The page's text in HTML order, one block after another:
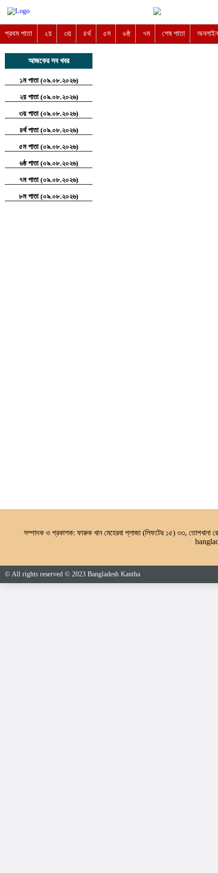
প্রথম পাতা ২য় ৩য় ৪র্থ ৫ম ৬ষ্ঠ ৭ম শেষ পাতা অনলাইন
আজকের সব খবর
১ম পাতা (০৯.০৮.২০২৬)
২য় পাতা (০৯.০৮.২০২৬)
৩য় পাতা (০৯.০৮.২০২৬)
৪র্থ পাতা (০৯.০৮.২০২৬)
৫ম পাতা (০৯.০৮.২০২৬)
৬ষ্ঠ পাতা (০৯.০৮.২০২৬)
৭ম পাতা (০৯.০৮.২০২৬)
৮ম পাতা (০৯.০৮.২০২৬)
সম্পাদক ও প্রকাশক: ফারুক খান মেহেরবা প্লাজা (লিফটের ১৫) ৩৩, তোপখানা
© All rights reserved © 2023 Bangladesh Kantha